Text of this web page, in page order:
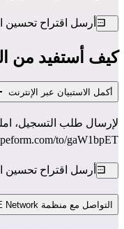
أرسل اقتراح تحسين
كيف أستفيد من
أكمل الاستبيان عبر الإنترنت
لإرسال طلب التسجيل،
to/gaW1bpET
أرسل اقتراح تحسين
التواصل مع منظمة PLACE Network